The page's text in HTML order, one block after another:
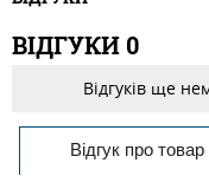
ВІДГУКИ 0
Відгуків ще
Відгук про товар